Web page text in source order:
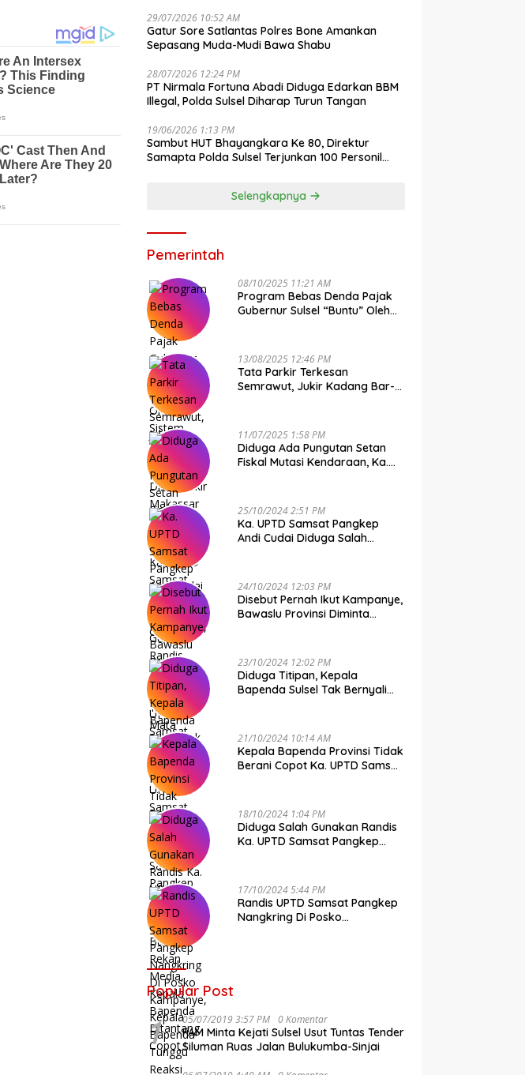
29/07/2026 10:52 AM
Gatur Sore Satlantas Polres Bone Amankan
Sepasang Muda-Mudi Bawa Shabu
28/07/2026 12:24 PM
PT Nirmala Fortuna Abadi Diduga Edarkan BBM
Illegal, Polda Sulsel Diharap Turun Tangan
19/06/2026 1:13 PM
Sambut HUT Bhayangkara Ke 80, Direktur
Samapta Polda Sulsel Terjunkan 100 Personil
Selengkapnya
Pemerintah
08/10/2025 11:21 AM
Program Bebas Denda Pajak
Gubernur Sulsel “Buntu” Oleh
13/08/2025 12:46 PM
Tata Parkir Terkesan
Semrawut, Jukir Kadang Bar-
11/07/2025 1:58 PM
Diduga Ada Pungutan Setan
Fiskal Mutasi Kendaraan, Ka.
25/10/2024 2:51 PM
Ka. UPTD Samsat Pangkep
Andi Cudai Diduga Salah
24/10/2024 12:03 PM
Disebut Pernah Ikut Kampanye,
Bawaslu Provinsi Diminta
23/10/2024 12:02 PM
Diduga Titipan, Kepala
Bapenda Sulsel Tak Bernyali
21/10/2024 10:14 AM
Kepala Bapenda Provinsi Tidak
Berani Copot Ka. UPTD Samsat
18/10/2024 1:04 PM
Diduga Salah Gunakan Randis
Ka. UPTD Samsat Pangkep
17/10/2024 5:44 PM
Randis UPTD Samsat Pangkep
Nangkring Di Posko
Popular Post
1 05/07/2019 3:57 PM 0 Komentar
FAM Minta Kejati Sulsel Usut Tuntas Tender
Siluman Ruas Jalan Bulukumba-Sinjai